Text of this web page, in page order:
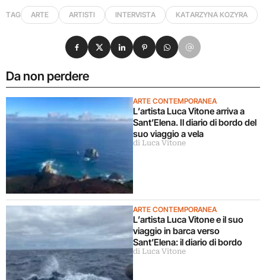
TAG ARTE ARTISTI INTERVISTA KATARZYNA KOZYRA
Da non perdere
ARTE CONTEMPORANEA
L’artista Luca Vitone arriva a
Sant’Elena. Il diario di bordo del
suo viaggio a vela
di Luca Vitone
ARTE CONTEMPORANEA
L’artista Luca Vitone e il suo
viaggio in barca verso
Sant’Elena: il diario di bordo
di Luca Vitone
Condividi su Facebook
Condividi su X
Condividi su LinkedIn
Condividi su Pinterest
Condividi su WhatsApp
Condividi su Email